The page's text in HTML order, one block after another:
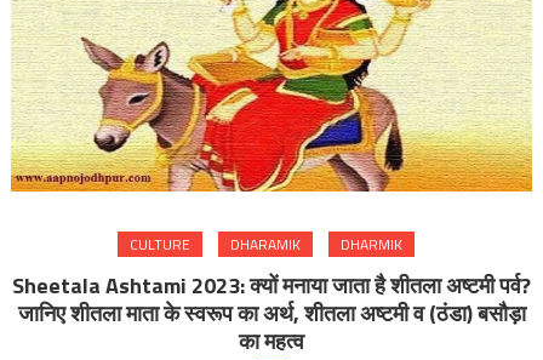
CULTURE DHARAMIK DHARMIK
Sheetala Ashtami 2023: क्यों मनाया जाता है शीतला अष्टमी पर्व?
जानिए शीतला माता के स्वरूप का अर्थ, शीतला अष्टमी व (ठंडा) बसौड़ा
का महत्व